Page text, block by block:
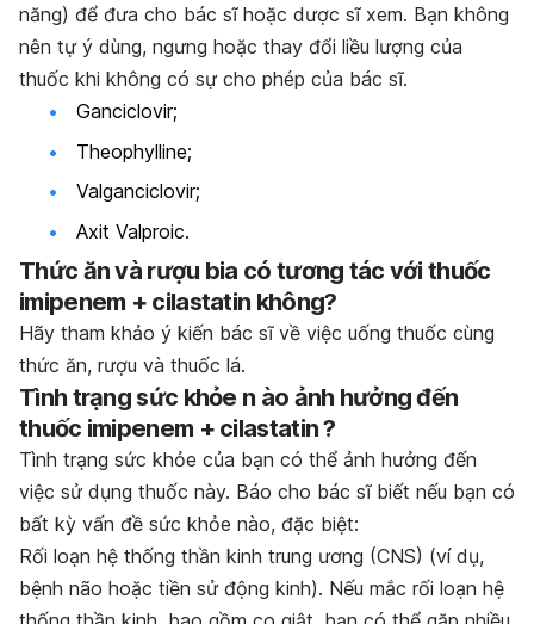
năng) để đưa cho bác sĩ hoặc dược sĩ xem. Bạn không
nên tự ý dùng, ngưng hoặc thay đổi liều lượng của
thuốc khi không có sự cho phép của bác sĩ.
Ganciclovir;
Theophylline;
Valganciclovir;
Axit Valproic.
Thức ăn và rượu bia có tương tác với thuốc
imipenem + cilastatin không?
Hãy tham khảo ý kiến bác sĩ về việc uống thuốc cùng
thức ăn, rượu và thuốc lá.
Tình trạng sức khỏe n ào ảnh hưởng đến
thuốc imipenem + cilastatin ?
Tình trạng sức khỏe của bạn có thể ảnh hưởng đến
việc sử dụng thuốc này. Báo cho bác sĩ biết nếu bạn có
bất kỳ vấn đề sức khỏe nào, đặc biệt:
Rối loạn hệ thống thần kinh trung ương (CNS) (ví dụ,
bệnh não hoặc tiền sử động kinh). Nếu mắc rối loạn hệ